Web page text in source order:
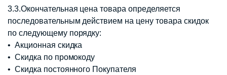
3.3.Окончательная цена товара определяется
последовательным действием на цену товара скидок
по следующему порядку:
• Акционная скидка
• Скидка по промокоду
• Скидка постоянного Покупателя